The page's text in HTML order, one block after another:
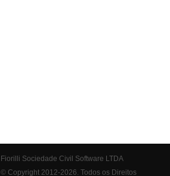
Fiorilli Sociedade Civil Software LTDA
© Copyright 2012-2026. Todos os Direitos